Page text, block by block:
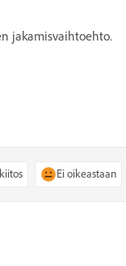
jakamisvaihtoehto.
Ei oikeastaan